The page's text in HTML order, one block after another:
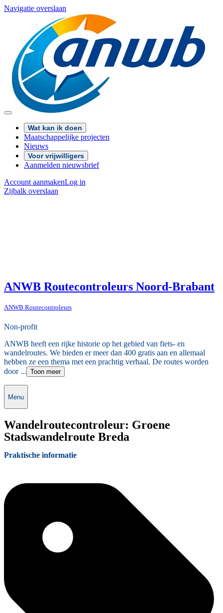
Navigatie overslaan
Wat kan ik doen
Maatschappelijke projecten
Nieuws
Voor vrijwilligers
Aanmelden nieuwsbrief
Account aanmakenLog in
Zijbalk overslaan
ANWB Routecontroleurs Noord-Brabant
ANWB Routecontroleurs
Non-profit
ANWB heeft een rijke historie op het gebied van fiets- en
wandelroutes. We bieden er meer dan 400 gratis aan en allemaal
hebben ze een thema met een prachtig verhaal. De routes worden
door ... Toon meer
Menu
Wandelroutecontroleur: Groene
Stadswandelroute Breda
Praktische informatie